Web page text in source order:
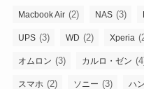
Macbook Air (2) NAS (3)
UPS (3) WD (2) Xperia
オムロン (3) カルロ・ゼン
スマホ (2) ソニー (3) ハ